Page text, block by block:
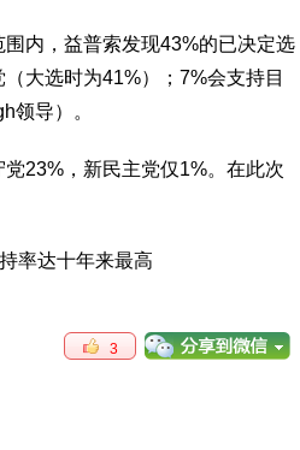
内，益普索发现43%的已决定选
大选时为41%）；7%会支持目
领导）。
23%，新民主党仅1%。在此次
3